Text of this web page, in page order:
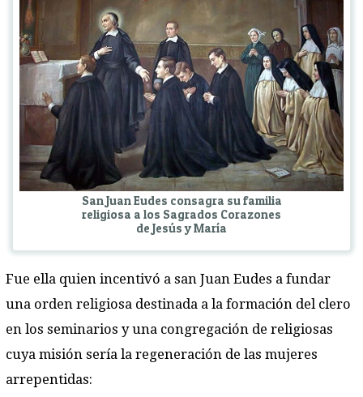
San Juan Eudes consagra su familia
religiosa a los Sagrados Corazones
de Jesús y María
Fue ella quien incentivó a san Juan Eudes a fundar
una orden religiosa destinada a la formación del clero
en los seminarios y una congregación de religiosas
cuya misión sería la regeneración de las mujeres
arrepentidas: